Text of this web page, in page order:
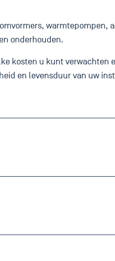
warmtepompen,
onderhouden.
kosten u kunt verwachten
en levensduur van uw